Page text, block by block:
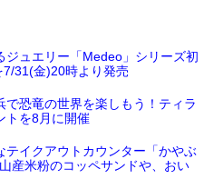
ジュエリー「Medeo」シリーズ初
31(金)20時より発売
で恐竜の世界を楽しもう！ティラ
トを8月に開催
テイクアウトカウンター「かやぶ
産米粉のコッペサンドや、おい